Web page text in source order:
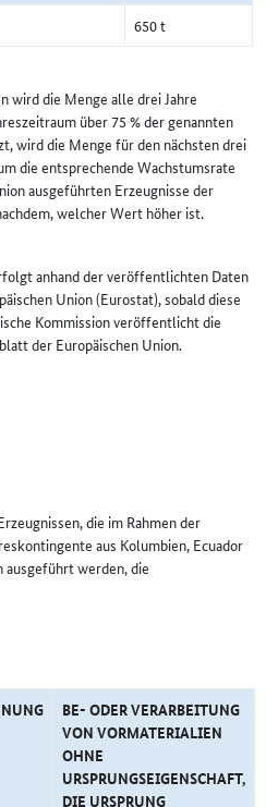
650 t
wird die Menge alle drei Jahre
über 75 % der genannten
wird die Menge für den nächsten drei
die entsprechende Wachstumsrate
ausgeführten Erzeugnisse der
welcher Wert höher ist.
anhand der veröffentlichten Daten
Union (Eurostat), sobald diese
Kommission veröffentlicht die
der Europäischen Union.
die im Rahmen der
aus Kolumbien, Ecuador
ausgeführt werden, die
BE- ODER VERARBEITUNG
VON VORMATERIALIEN
OHNE
URSPRUNGSEIGENSCHAFT,
DIE URSPRUNG